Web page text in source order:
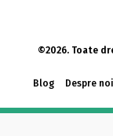
©2026. Toate
Blog Despre noi